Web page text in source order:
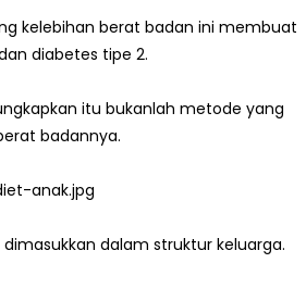
kelebihan berat badan ini membuat
diabetes tipe 2.
itu bukanlah metode yang
badannya.
dalam struktur keluarga.